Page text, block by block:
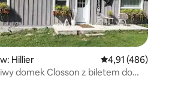
5, liczba recenzji: 270
Hillier Średnia ocena: 4,91
4,91 (486)
domek Closson z biletem do